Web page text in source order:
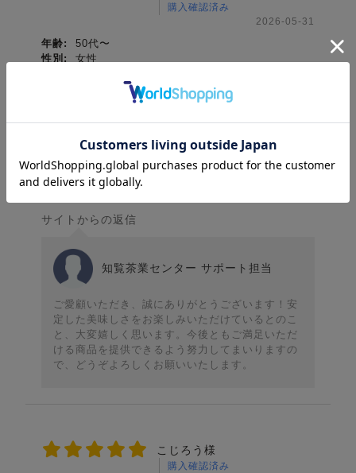
購入確認済み
2026-05-31
年齢:
50代〜
性別:
女性
ご自宅用
味について
安定した美味しさでいつも満足させて頂いております
役に立った 0
サイトからの返信
知覧茶業センター サポート担当
ご愛顧いただき、誠にありがとうございます！安
定した美味しさをお楽しみいただけているとのこ
と、大変嬉しく思います。今後ともご満足いただ
ける商品を提供できるよう努力してまいりますの
で、どうぞよろしくお願いいたします。
こじろう様
購入確認済み